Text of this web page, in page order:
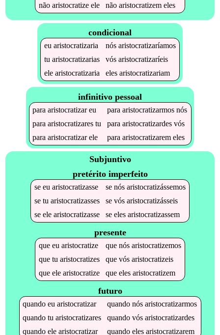
não aristocratizeele não aristocratizemeles
condicional
eu aristocratizaria nós aristocratizaríamos
tu aristocratizarias vós aristocratizaríeis
ele aristocratizaria eles aristocratizariam
infinitivo pessoal
paraaristocratizareu paraaristocratizarmos nós
paraaristocratizares tu paraaristocratizardes vós
paraaristocratizarele paraaristocratizarem eles
Subjuntivo
pretérito imperfeito
se eu aristocratizasse se nós aristocratizássemos
se tu aristocratizasses se vós aristocratizásseis
se ele aristocratizasse se eles aristocratizassem
presente
que eu aristocratize que nós aristocratizemos
que tu aristocratizes que vós aristocratizeis
que ele aristocratize que eles aristocratizem
futuro
quandoeuaristocratizar quandonósaristocratizarmos
quandotuaristocratizares quandovósaristocratizardes
quandoelearistocratizar quandoelesaristocratizarem